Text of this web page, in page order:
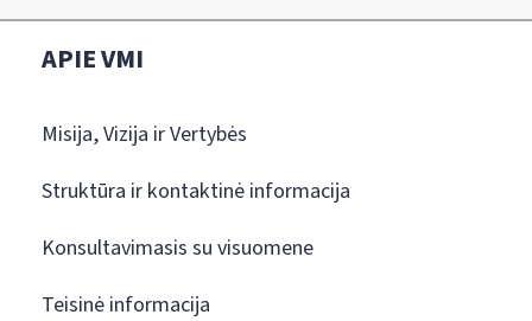
APIE VMI
Misija, Vizija ir Vertybės
Struktūra ir kontaktinė informacija
Konsultavimasis su visuomene
Teisinė informacija